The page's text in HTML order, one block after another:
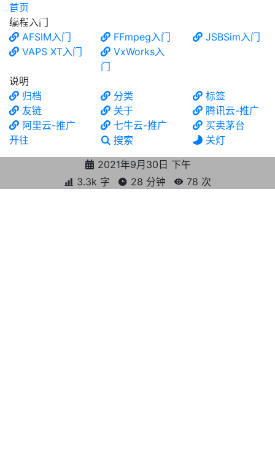
食铁兽
首页
编程入门
AFSIM入门
FFmpeg入门
JSBSim入门
VAPS XT入门
VxWorks入
门
说明
归档
分类
标签
友链
关于
腾讯云-推广
阿里云-推广
七牛云-推广
买卖茅台
开往
搜索
关灯
2021年9月30日 下午
3.3k 字
28 分钟 78 次